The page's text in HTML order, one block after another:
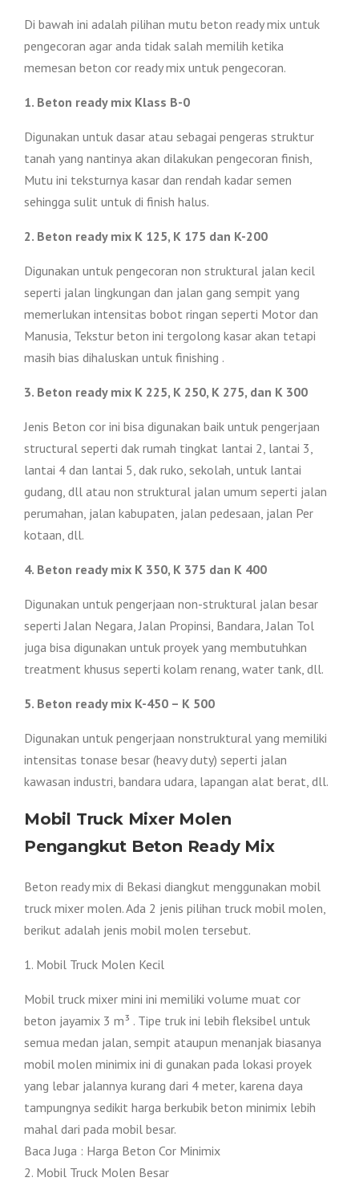
Di bawah ini adalah pilihan mutu beton ready mix untuk
pengecoran agar anda tidak salah memilih ketika
memesan beton cor ready mix untuk pengecoran.
1. Beton ready mix Klass B-0
Digunakan untuk dasar atau sebagai pengeras struktur
tanah yang nantinya akan dilakukan pengecoran finish,
Mutu ini teksturnya kasar dan rendah kadar semen
sehingga sulit untuk di finish halus.
2. Beton ready mix K 125, K 175 dan K-200
Digunakan untuk pengecoran non struktural jalan kecil
seperti jalan lingkungan dan jalan gang sempit yang
memerlukan intensitas bobot ringan seperti Motor dan
Manusia, Tekstur beton ini tergolong kasar akan tetapi
masih bias dihaluskan untuk finishing .
3. Beton ready mix K 225, K 250, K 275, dan K 300
Jenis Beton cor ini bisa digunakan baik untuk pengerjaan
structural seperti dak rumah tingkat lantai 2, lantai 3,
lantai 4 dan lantai 5, dak ruko, sekolah, untuk lantai
gudang, dll atau non struktural jalan umum seperti jalan
perumahan, jalan kabupaten, jalan pedesaan, jalan Per
kotaan, dll.
4. Beton ready mix K 350, K 375 dan K 400
Digunakan untuk pengerjaan non-struktural jalan besar
seperti Jalan Negara, Jalan Propinsi, Bandara, Jalan Tol
juga bisa digunakan untuk proyek yang membutuhkan
treatment khusus seperti kolam renang, water tank, dll.
5. Beton ready mix K-450 – K 500
Digunakan untuk pengerjaan nonstruktural yang memiliki
intensitas tonase besar (heavy duty) seperti jalan
kawasan industri, bandara udara, lapangan alat berat, dll.
Mobil Truck Mixer Molen
Pengangkut Beton Ready Mix
Beton ready mix di Bekasi diangkut menggunakan mobil
truck mixer molen. Ada 2 jenis pilihan truck mobil molen,
berikut adalah jenis mobil molen tersebut.
1. Mobil Truck Molen Kecil
Mobil truck mixer mini ini memiliki volume muat cor
beton jayamix 3 m³ . Tipe truk ini lebih fleksibel untuk
semua medan jalan, sempit ataupun menanjak biasanya
mobil molen minimix ini di gunakan pada lokasi proyek
yang lebar jalannya kurang dari 4 meter, karena daya
tampungnya sedikit harga berkubik beton minimix lebih
mahal dari pada mobil besar.
Baca Juga : Harga Beton Cor Minimix
2. Mobil Truck Molen Besar